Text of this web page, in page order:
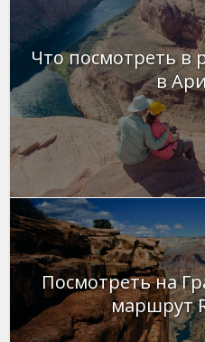
Что посмотреть в
в
Посмотреть на
маршрут